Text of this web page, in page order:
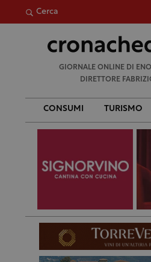
Cerca
per:
GIORNALE ONLINE DI
DIRETTORE
CONSUMI TURISMO